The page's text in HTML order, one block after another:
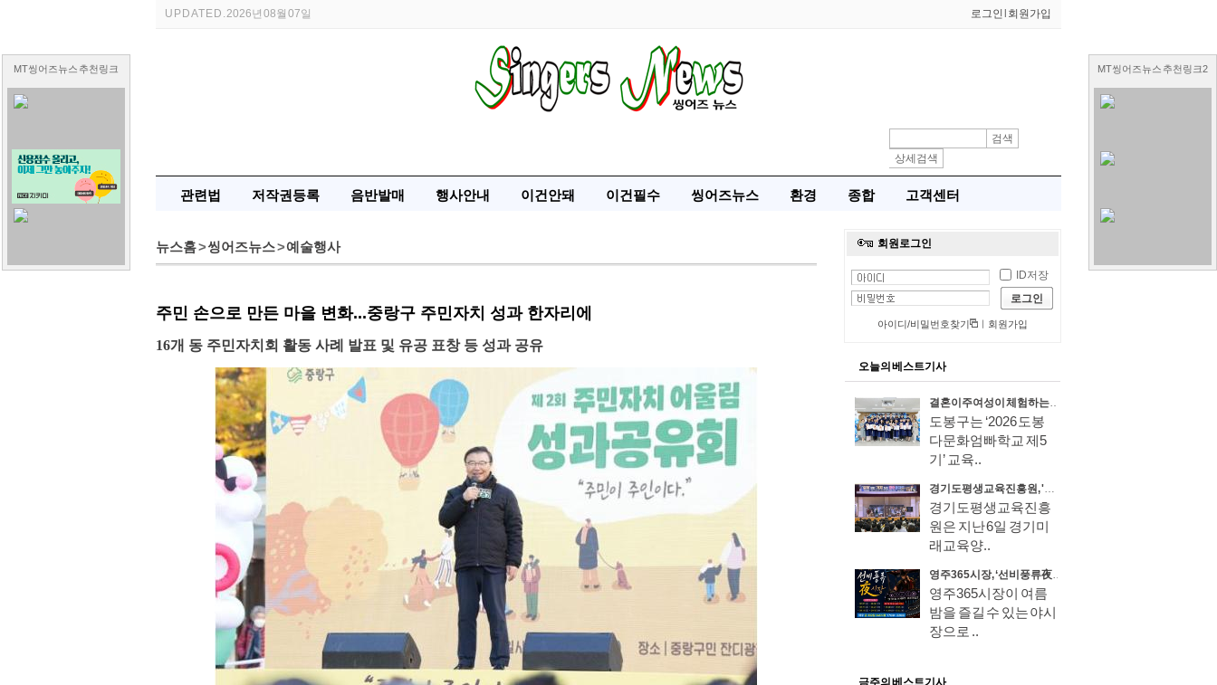
MT씽어즈뉴스 추천링크 MT씽어즈뉴스 추천링크2
UPDATED.2026년 08월 07일 로그인 회원가입
검색
상세검색
관련법 저작권등록 음반발매 행사안내 이건안돼 이건필수 씽어즈뉴스 환경 종합 고객센터
뉴스홈>씽어즈뉴스>예술행사
오늘의 베스트기사
결혼이주여성이 체험하는 우리 아이 학교 생활, '도봉다문화엄빠학교' 제5기 졸업식 성료
도봉구는 ‘2026 도봉
다문화엄빠학교 제5
기’ 교육..
경기도평생교육진흥원, '같이' 보는 '가치' 있는 영어뮤지컬 무료 공연
경기도평생교육진흥
원은 지난 6일 경기미
래교육양..
영주365시장, ‘선비풍류 夜시장’ 8월 7일 전격 개장!
영주365시장이 여름
밤을 즐길 수 있는 야시
장으로 ..
금주의 베스트기사